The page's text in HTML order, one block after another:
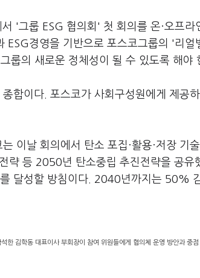
'그룹 ESG 협의회' 첫 회의를 온·오프라
ESG경영을 기반으로 포스코그룹의 '리얼
의 새로운 정체성이 될 수 있도록 해야
합이다. 포스코가 사회구성원에게 제공하
이날 회의에서 탄소 포집·활용·저장 기
략 등 2050년 탄소중립 추진전략을 공
달성할 방침이다. 2040년까지는 50%
김학동 대표이사 부회장이 참여 위원들에게 협의체 운영 방안과 중